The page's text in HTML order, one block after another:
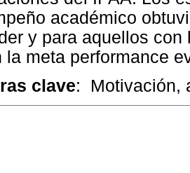
académico
y para aquellos
la meta performance
clave: Motivación,